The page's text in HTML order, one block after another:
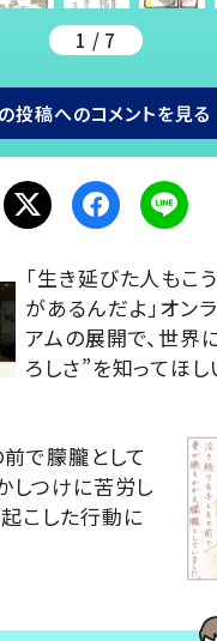
1 / 7
投稿へのコメントを見る
「生き延びた人もこ
があるんだよ」オン
アムの展開で、世界
ろしさ”を知ってほし
前で朦朧として
しつけに苦労し
こした行動に